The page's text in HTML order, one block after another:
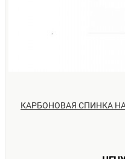
КАРБОНОВАЯ СПИНКА